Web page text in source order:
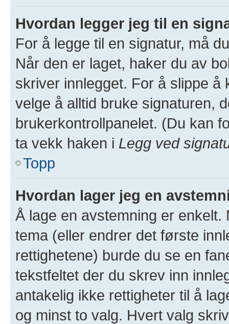
Hvordan legger jeg til en
For å legge til en signatur, må
Når den er laget, haker du av
skriver innlegget. For å slippe
velge å alltid bruke signaturen,
brukerkontrollpanelet. (Du kan
ta vekk haken i Legg ved
Topp
Hvordan lager jeg en
Å lage en avstemning er
tema (eller endrer det første
rettighetene) burde du se en
tekstfeltet der du skrev inn
antakelig ikke rettigheter til å
og minst to valg. Hvert valg